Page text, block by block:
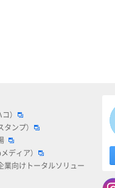
）
タンプ）
ディア）
業向けトータルソリュー